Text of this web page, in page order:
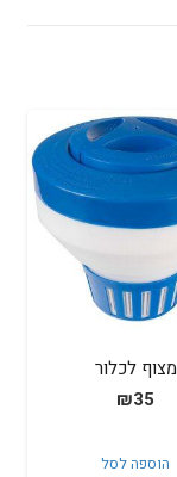
מצוף לכלור
₪35
הוספה לסל